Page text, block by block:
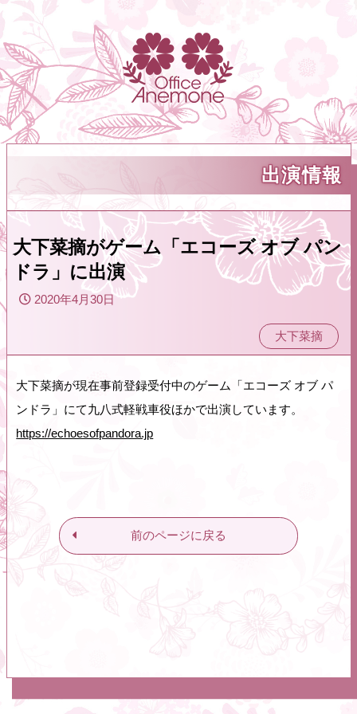
出演情報
大下菜摘がゲーム「エコーズ オブ パン
ドラ」に出演
2020年4月30日
大下菜摘
大下菜摘が現在事前登録受付中のゲーム「エコーズ オブ パ
ンドラ」にて九八式軽戦車役ほかで出演しています。
https://echoesofpandora.jp
前のページに戻る